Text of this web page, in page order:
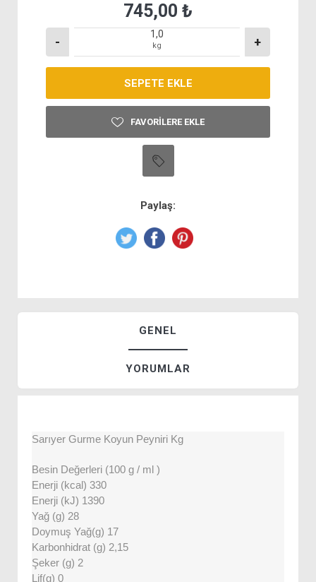
745,00 ₺
- kg +
FAVORILERE EKLE
Paylaş:
GENEL
YORUMLAR
Sarıyer Gurme Koyun Peyniri Kg
Besin Değerleri (100 g / ml )
Enerji (kcal) 330
Enerji (kJ) 1390
Yağ (g) 28
Doymuş Yağ(g) 17
Karbonhidrat (g) 2,15
Şeker (g) 2
Lif(g) 0